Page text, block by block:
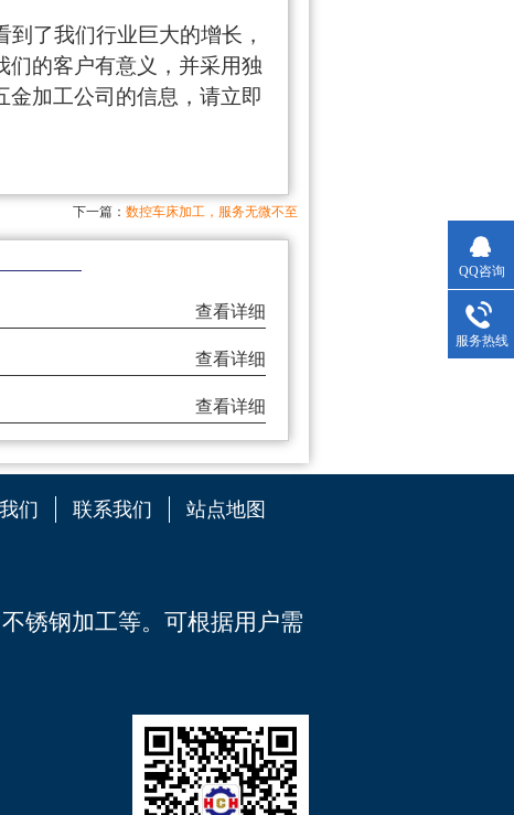
到了我们行业巨大的增长，
们的客户有意义，并采用独
金加工公司的信息，请立即
下一篇： 数控车床加工，服务无微不至
查看详细
查看详细
查看详细
们 联系我们 站点地图
不锈钢加工等。可根据用户需
QQ咨询
服务热线